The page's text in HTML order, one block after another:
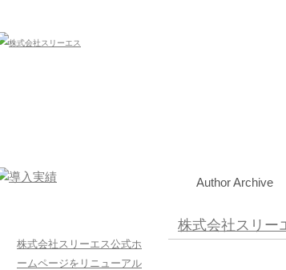
Author Archive
株式会社スリー
株式会社スリーエス公式ホ
ームページをリニューアル